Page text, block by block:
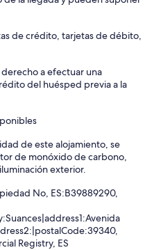
de crédito, tarjetas de débito,
a efectuar una
del huésped previa a la
de este alojamiento, se
de monóxido de carbono,
exterior.
No, ES:B39889290,
Registry, ES